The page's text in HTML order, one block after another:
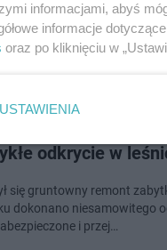
warszawskich
jest wyremonto…
odkrycie w
się gruntowny remont
dokonano niesamowitego
i przej…
informacjami, abyś
informacje
oraz po kliknięciu w
USTAWIENIA